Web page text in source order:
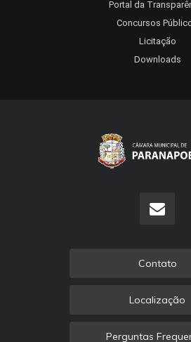
Portal da
Concursos
Licitação
Downloads
Contato
Localização
Perguntas